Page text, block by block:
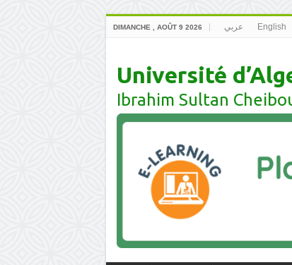
DIMANCHE , AOÛT 9 2026 عربي English
Université
Ibrahim Sultan